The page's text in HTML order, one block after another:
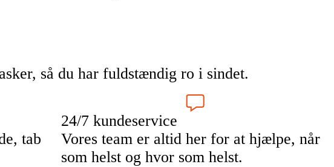
så du har fuldstændig ro i sindet.
tab
24/7 kundeservice
Vores team er altid her for at hjælpe, når
som helst og hvor som helst.